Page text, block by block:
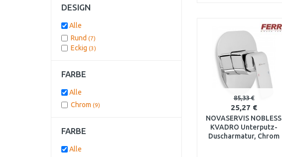
Vergleichen
85,33 €
25,27 €
NOVASERVIS NOBLESS
KVADRO Unterputz-
Duscharmatur, Chrom
DESIGN
Alle
Rund (7)
Eckig (3)
FARBE
Alle
Chrom (9)
FARBE
Alle